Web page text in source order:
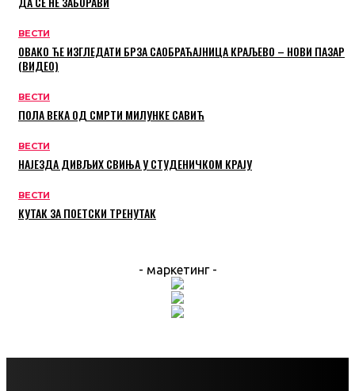
ВЕСТИ
ОВАКО ЋЕ ИЗГЛЕДАТИ БРЗА САОБРАЋАЈНИЦА КРАЉЕВО – НОВИ ПАЗАР
(ВИДЕО)
ВЕСТИ
ПОЛА ВЕКА ОД СМРТИ МИЛУНКЕ САВИЋ
ВЕСТИ
НАЈЕЗДА ДИВЉИХ СВИЊА У СТУДЕНИЧКОМ КРАЈУ
ВЕСТИ
КУТАК ЗА ПОЕТСКИ ТРЕНУТАК
- маркетинг -